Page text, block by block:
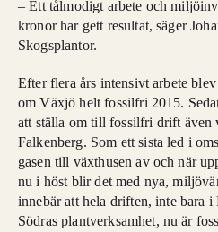
– Ett tålmodigt arbete och
kronor har gett resultat, säger
Skogsplantor.
Efter flera års intensivt arbete
om Växjö helt fossilfri 2015.
att ställa om till fossilfri drift även
Falkenberg. Som ett sista led i
gasen till växthusen av och när
nu i höst blir det med nya,
innebär att hela driften, inte bara i
Södras plantverksamhet, nu är